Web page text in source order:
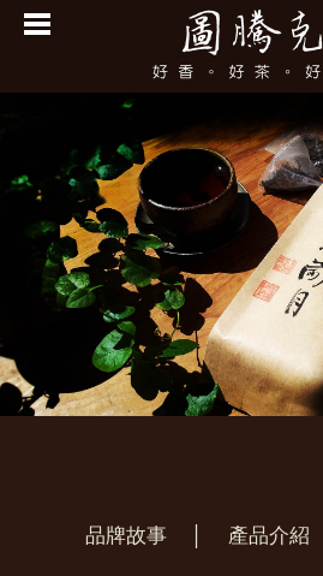
品牌故事 產品介紹